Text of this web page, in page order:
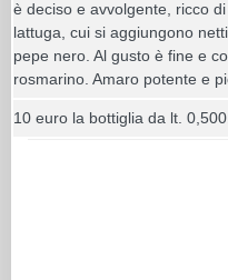
è deciso e avvolgente, ricco
lattuga, cui si aggiungono
pepe nero. Al gusto è fine e
rosmarino. Amaro potente e
10 euro la bottiglia da lt. 0,500.